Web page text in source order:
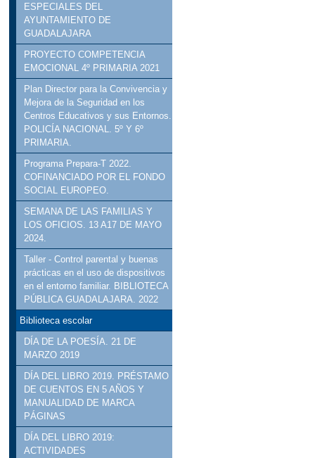
ESPECIALES DEL
AYUNTAMIENTO DE
GUADALAJARA
PROYECTO COMPETENCIA
EMOCIONAL 4º PRIMARIA 2021
Plan Director para la Convivencia y
Mejora de la Seguridad en los
Centros Educativos y sus Entornos.
POLICÍA NACIONAL. 5º Y 6º
PRIMARIA.
Programa Prepara-T 2022.
COFINANCIADO POR EL FONDO
SOCIAL EUROPEO.
SEMANA DE LAS FAMILIAS Y
LOS OFICIOS. 13 A17 DE MAYO
2024.
Taller - Control parental y buenas
prácticas en el uso de dispositivos
en el entorno familiar. BIBLIOTECA
PÚBLICA GUADALAJARA. 2022
Biblioteca escolar
DÍA DE LA POESÍA. 21 DE
MARZO 2019
DÍA DEL LIBRO 2019. PRÉSTAMO
DE CUENTOS EN 5 AÑOS Y
MANUALIDAD DE MARCA
PÁGINAS
DÍA DEL LIBRO 2019:
ACTIVIDADES